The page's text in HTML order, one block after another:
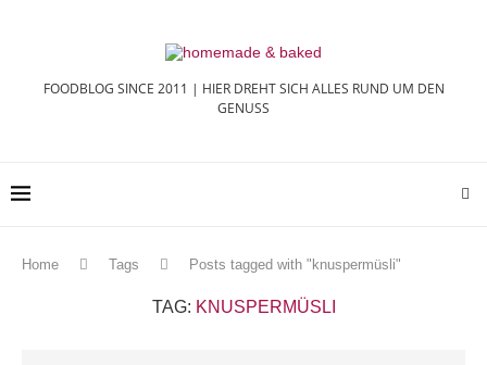
FOODBLOG SINCE 2011 | HIER DREHT SICH ALLES RUND UM DEN
GENUSS
Home Tags Posts tagged with "knuspermüsli"
TAG: KNUSPERMÜSLI